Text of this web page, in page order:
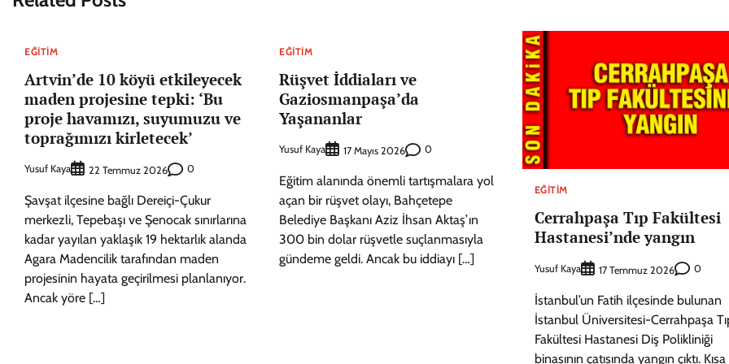
EĞITIM
Artvin’de 10 köyü etkileyecek
maden projesine tepki: ‘Bu
proje havamızı, suyumuzu ve
toprağımızı kirletecek’
Yusuf Kaya 22 Temmuz 2026 0
Şavşat ilçesine bağlı Dereiçi-Çukur
merkezli, Tepebaşı ve Şenocak sınırlarına
kadar yayılan yaklaşık 19 hektarlık alanda
Agara Madencilik tarafından maden
projesinin hayata geçirilmesi planlanıyor.
Ancak yöre […]
EĞITIM
Rüşvet İddiaları ve
Gaziosmanpaşa’da
Yaşananlar
Yusuf Kaya 17 Mayıs 2026 0
Eğitim alanında önemli tartışmalara yol
açan bir rüşvet olayı, Bahçetepe
Belediye Başkanı Aziz İhsan Aktaş’ın
300 bin dolar rüşvetle suçlanmasıyla
gündeme geldi. Ancak bu iddiayı […]
EĞITIM
Cerrahpaşa Tıp Fakültesi
Hastanesi’nde yangın
Yusuf Kaya 17 Temmuz 2026 0
İstanbul’un Fatih ilçesinde bulunan
İstanbul Üniversitesi-Cerrahpaşa
Fakültesi Hastanesi Diş Polikliniği
binasının çatısında yangın çıktı. Kısa